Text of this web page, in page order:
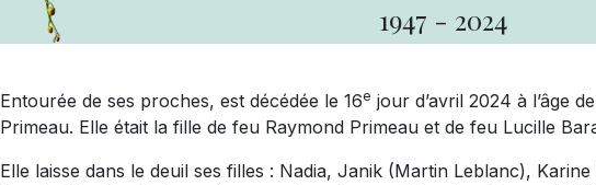
1947 - 2024
Entourée de ses proches, est décédée le 16e jour d’avril 2024 à l’âge
Primeau. Elle était la fille de feu Raymond Primeau et de feu Lucille
Elle laisse dans le deuil ses filles : Nadia, Janik (Martin Leblanc),